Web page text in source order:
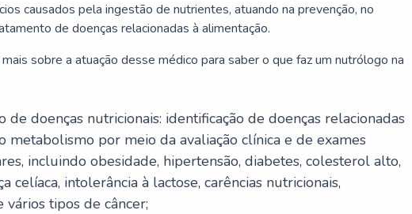
causados pela ingestão de nutrientes, atuando na prevenção, no
de doenças relacionadas à alimentação.
sobre a atuação desse médico para saber o que faz um nutrólogo na
de doenças nutricionais: identificação de doenças relacionadas
metabolismo por meio da avaliação clínica e de exames
incluindo obesidade, hipertensão, diabetes, colesterol alto,
celíaca, intolerância à lactose, carências nutricionais,
vários tipos de câncer;